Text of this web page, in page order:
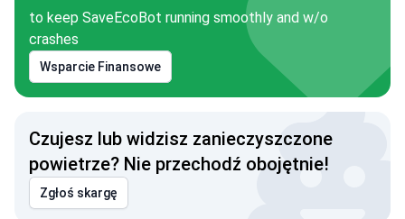
to keep SaveEcoBot running smoothly and w/o
crashes
Wsparcie Finansowe
Czujesz lub widzisz zanieczyszczone
powietrze? Nie przechodź obojętnie!
Zgłoś skargę